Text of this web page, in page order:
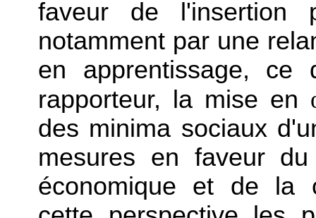
faveur de l'insertion
notamment par une
en apprentissage, ce
rapporteur, la mise en
des minima sociaux
mesures en faveur
économique et de la